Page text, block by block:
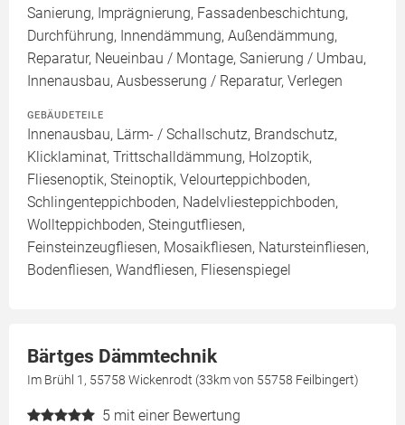
Sanierung, Imprägnierung, Fassadenbeschichtung,
Durchführung, Innendämmung, Außendämmung,
Reparatur, Neueinbau / Montage, Sanierung / Umbau,
Innenausbau, Ausbesserung / Reparatur, Verlegen
GEBÄUDETEILE
Innenausbau, Lärm- / Schallschutz, Brandschutz,
Klicklaminat, Trittschalldämmung, Holzoptik,
Fliesenoptik, Steinoptik, Velourteppichboden,
Schlingenteppichboden, Nadelvliesteppichboden,
Wollteppichboden, Steingutfliesen,
Feinsteinzeugfliesen, Mosaikfliesen, Natursteinfliesen,
Bodenfliesen, Wandfliesen, Fliesenspiegel
Bärtges Dämmtechnik
Im Brühl 1, 55758 Wickenrodt (33km von 55758 Feilbingert)
5 mit einer Bewertung